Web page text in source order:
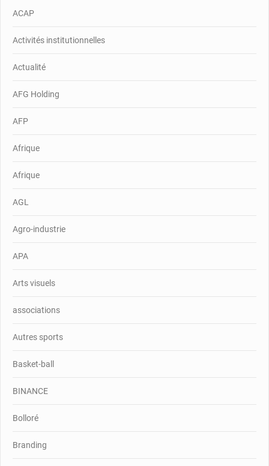
ACAP
Activités institutionnelles
Actualité
AFG Holding
AFP
Afrique
Afrique
AGL
Agro-industrie
APA
Arts visuels
associations
Autres sports
Basket-ball
BINANCE
Bolloré
Branding